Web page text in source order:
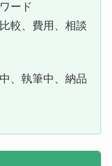
ード
較、費用、相談
、執筆中、納品